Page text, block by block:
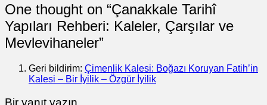
One thought on “Çanakkale Tarihî
Yapıları Rehberi: Kaleler, Çarşılar ve
Mevlevihaneler”
Geri bildirim: Çimenlik Kalesi: Boğazı Koruyan Fatih’in
Kalesi – Bir İyilik – Özgür İyilik
Bir yanıt yazın